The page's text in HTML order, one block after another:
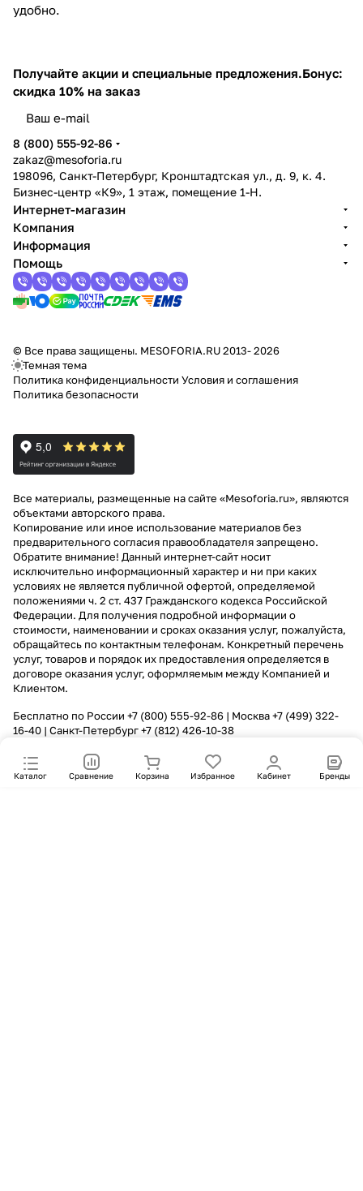
удобно.
Каталог Сравнение Корзина Избранное Кабинет Бренды
Получайте акции и специальные предложения.Бонус:
скидка 10% на заказ
8 (800) 555-92-86
zakaz@mesoforia.ru
198096, Санкт-Петербург, Кронштадтская ул., д. 9, к. 4.
Бизнес-центр «К9», 1 этаж, помещение 1-Н.
Интернет-магазин
Компания
Информация
Помощь
© Все права защищены. MESOFORIA.RU 2013- 2026
Темная тема
Политика конфиденциальности Условия и соглашения
Политика безопасности
Все материалы, размещенные на сайте «Mesoforia.ru», являются
объектами авторского права.
Копирование или иное использование материалов без
предварительного согласия правообладателя запрещено.
Обратите внимание! Данный интернет-сайт носит
исключительно информационный характер и ни при каких
условиях не является публичной офертой, определяемой
положениями ч. 2 ст. 437 Гражданского кодекса Российской
Федерации. Для получения подробной информации о
стоимости, наименовании и сроках оказания услуг, пожалуйста,
обращайтесь по контактным телефонам. Конкретный перечень
услуг, товаров и порядок их предоставления определяется в
договоре оказания услуг, оформляемым между Компанией и
Клиентом.
Бесплатно по России +7 (800) 555-92-86 | Москва+7 (499) 322-
16-40 | Санкт-Петербург+7 (812) 426-10-38